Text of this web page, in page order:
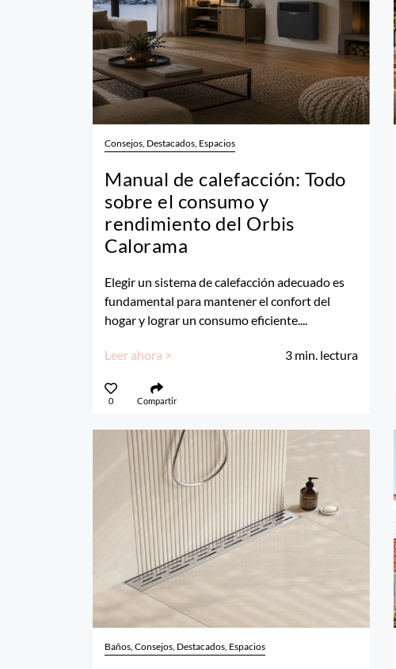
Consejos, Destacados, Espacios
Manual de calefacción: Todo
sobre el consumo y
rendimiento del Orbis
Calorama
Elegir un sistema de calefacción adecuado es
fundamental para mantener el confort del
hogar y lograr un consumo eficiente....
Leer ahora > 3 min. lectura
0 Compartir
Baños, Consejos, Destacados, Espacios